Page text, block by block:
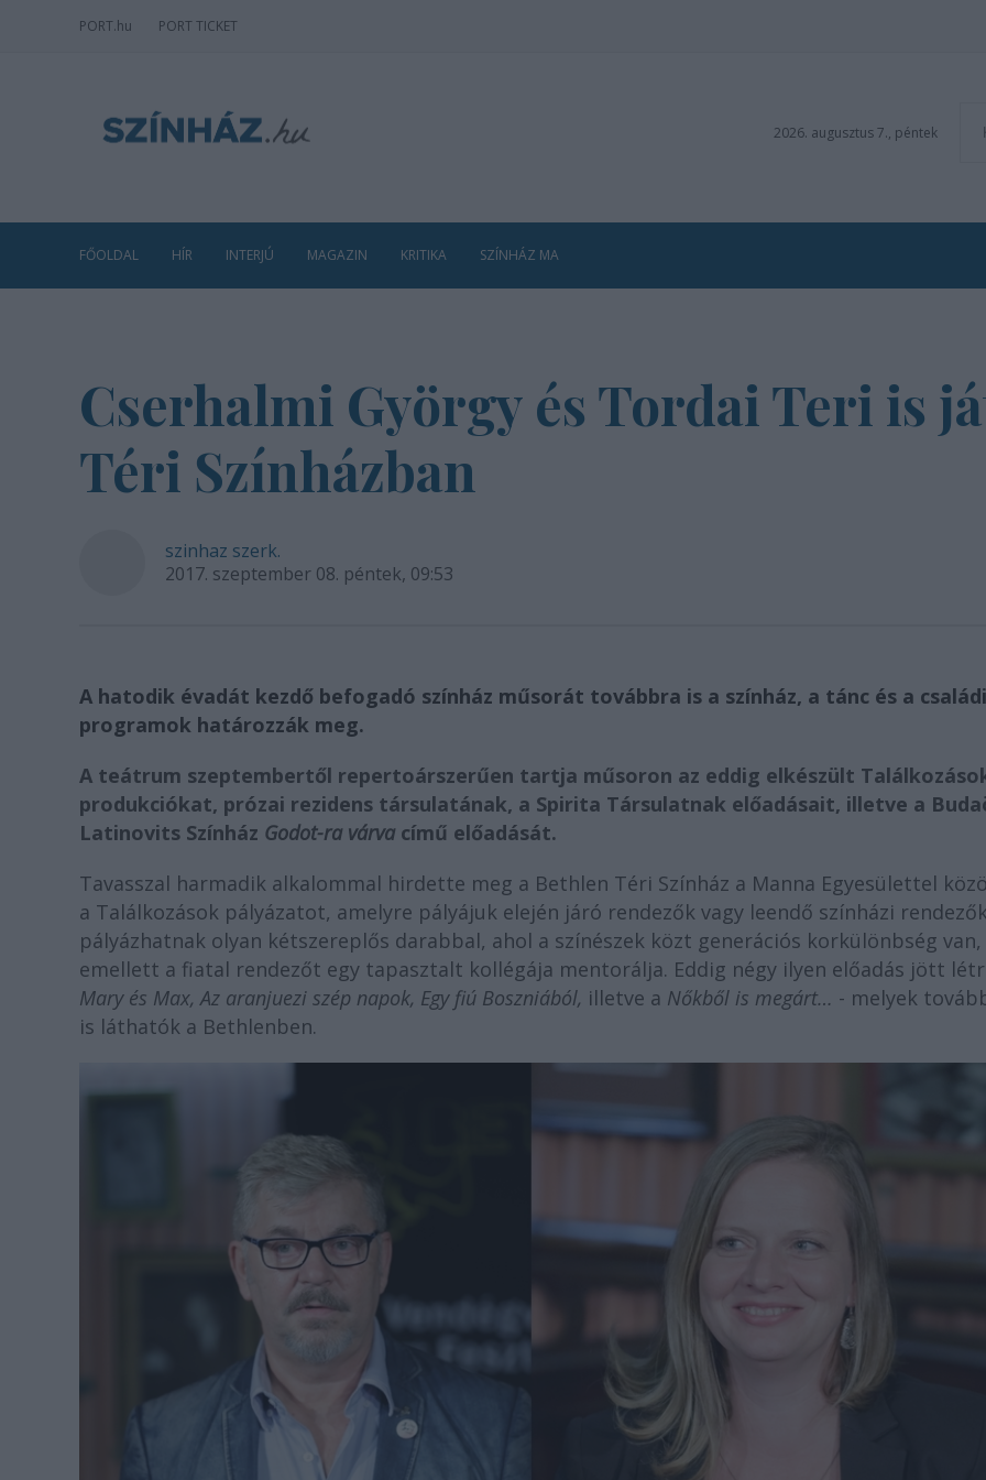
PORT.hu PORT TICKET
2026. augusztus 7., péntek
FŐOLDAL HÍR INTERJÚ MAGAZIN KRITIKA SZÍNHÁZ MA
Cserhalmi György és Tordai Teri is
Téri Színházban
szinhaz szerk.
2017. szeptember 08. péntek, 09:53
A hatodik évadát kezdő befogadó színház műsorát továbbra is a színház, a tánc és a családi
programok határozzák meg.
A teátrum szeptembertől repertoárszerűen tartja műsoron az eddig elkészült
produkciókat, prózai rezidens társulatának, a Spirita Társulatnak előadásait, illetve a
Latinovits Színház Godot-ra várva című előadását.
Tavasszal harmadik alkalommal hirdette meg a Bethlen Téri Színház a Manna Egyesülettel
a Találkozások pályázatot, amelyre pályájuk elején járó rendezők vagy leendő színházi
pályázhatnak olyan kétszereplős darabbal, ahol a színészek közt generációs korkülönbség van,
emellett a fiatal rendezőt egy tapasztalt kollégája mentorálja. Eddig négy ilyen előadás jött
Mary és Max, Az aranjuezi szép napok, Egy fiú Boszniából, illetve a Nőkből is megárt… - melyek
is láthatók a Bethlenben.